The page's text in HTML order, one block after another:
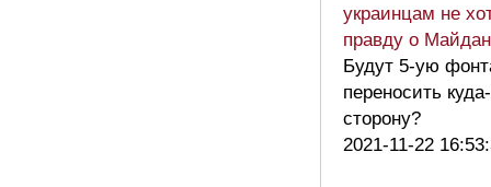
украинцам не
правду о
Будут 5-ую
переносить
сторону?
2021-11-22